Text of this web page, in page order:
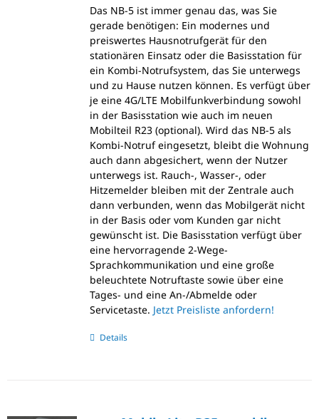
Das NB-5 ist immer genau das, was Sie
gerade benötigen: Ein modernes und
preiswertes Hausnotrufgerät für den
stationären Einsatz oder die Basisstation für
ein Kombi-Notrufsystem, das Sie unterwegs
und zu Hause nutzen können. Es verfügt über
je eine 4G/LTE Mobilfunkverbindung sowohl
in der Basisstation wie auch im neuen
Mobilteil R23 (optional). Wird das NB-5 als
Kombi-Notruf eingesetzt, bleibt die Wohnung
auch dann abgesichert, wenn der Nutzer
unterwegs ist. Rauch-, Wasser-, oder
Hitzemelder bleiben mit der Zentrale auch
dann verbunden, wenn das Mobilgerät nicht
in der Basis oder vom Kunden gar nicht
gewünscht ist. Die Basisstation verfügt über
eine hervorragende 2-Wege-
Sprachkommunikation und eine große
beleuchtete Notruftaste sowie über eine
Tages- und eine An-/Abmelde oder
Servicetaste. Jetzt Preisliste anfordern!
Details